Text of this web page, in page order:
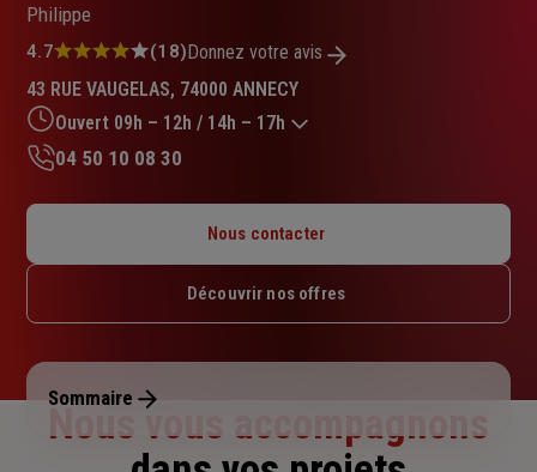
Philippe
Note
4.7
sur
5
étoiles
4.7 (18)Donnez votre avis
43 RUE VAUGELAS, 74000 ANNECY
Ouvert 09h – 12h / 14h – 17h
Mardi : 09h – 12h / 14h – 17h
Jeudi : 09h – 12h / 14h – 17h
Dimanche : Fermé
04 50 10 08 30
Nous contacter
Découvrir nos offres
Sommaire
Nous vous accompagnons